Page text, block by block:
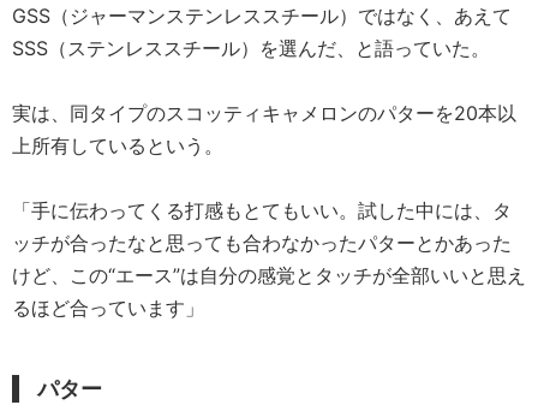
GSS（ジャーマンステンレススチール）ではなく、あえて
SSS（ステンレススチール）を選んだ、と語っていた。
実は、同タイプのスコッティキャメロンのパターを20本以
上所有しているという。
「手に伝わってくる打感もとてもいい。試した中には、タ
ッチが合ったなと思っても合わなかったパターとかあった
けど、この“エース”は自分の感覚とタッチが全部いいと思え
るほど合っています」
パター